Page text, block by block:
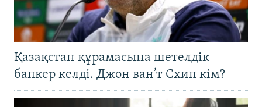
Қазақстан құрамасына шетелдік
бапкер келді. Джон ван’т Схип кім?